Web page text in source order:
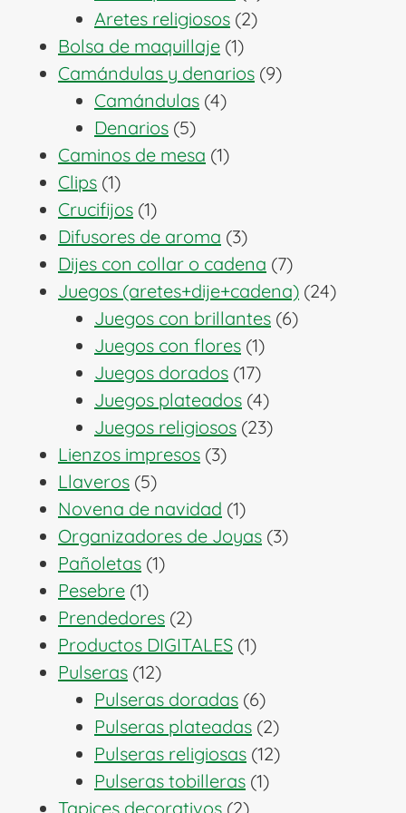
productos
Aretes religiosos 22
Bolsa de maquillaje 11
producto
Camándulas y denarios 99
Camándulas 44
Denarios 55
productos
Caminos de mesa 11
Clips 11
producto
Crucifijos 11
producto
Difusores de aroma 33
productos
Dijes con collar o cadena 77
productos
Juegos (aretes+dije+cadena) 2424
Juegos con brillantes 66
Juegos con flores 11
producto
Juegos dorados 1717
productos
Juegos plateados 44
productos
Juegos religiosos 2323
Lienzos impresos 33
Llaveros 55
productos
Novena de navidad 11
producto
Organizadores de Joyas 33
Pañoletas 11
Pesebre 11
producto
Prendedores 22
productos
Productos DIGITALES 11
Pulseras 1212
productos
Pulseras doradas 66
productos
Pulseras plateadas 22
productos
Pulseras religiosas 1212
Pulseras tobilleras 11
Tapices decorativos 22